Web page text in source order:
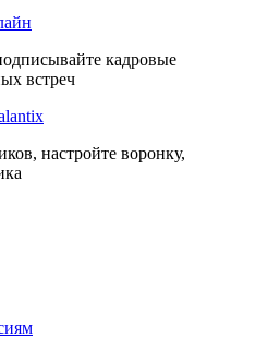
кадровые
встреч
настройте воронку,